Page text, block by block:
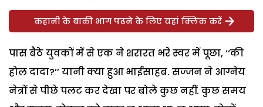
कहानी के बाकी भाग पढ़ने के लिए यहां क्लिक करें
पास बैठे युवकों में से एक ने शरारत भरे स्वर में पूछा, ‘‘की
होल दादा?’’ यानी क्या हुआ भाईसाहब. सज्जन ने आग्नेय
नेत्रों से पीछे पलट कर देखा पर बोले कुछ नहीं. कुछ समय